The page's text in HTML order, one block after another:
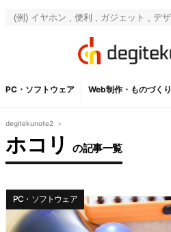
PC・ソフトウェア Web制作・ものづくり
degitekunote2 >
ホコリ の記事一覧
PC・ソフトウェア